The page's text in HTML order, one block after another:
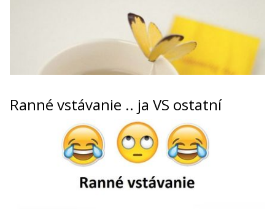
Ranné vstávanie .. ja VS ostatní